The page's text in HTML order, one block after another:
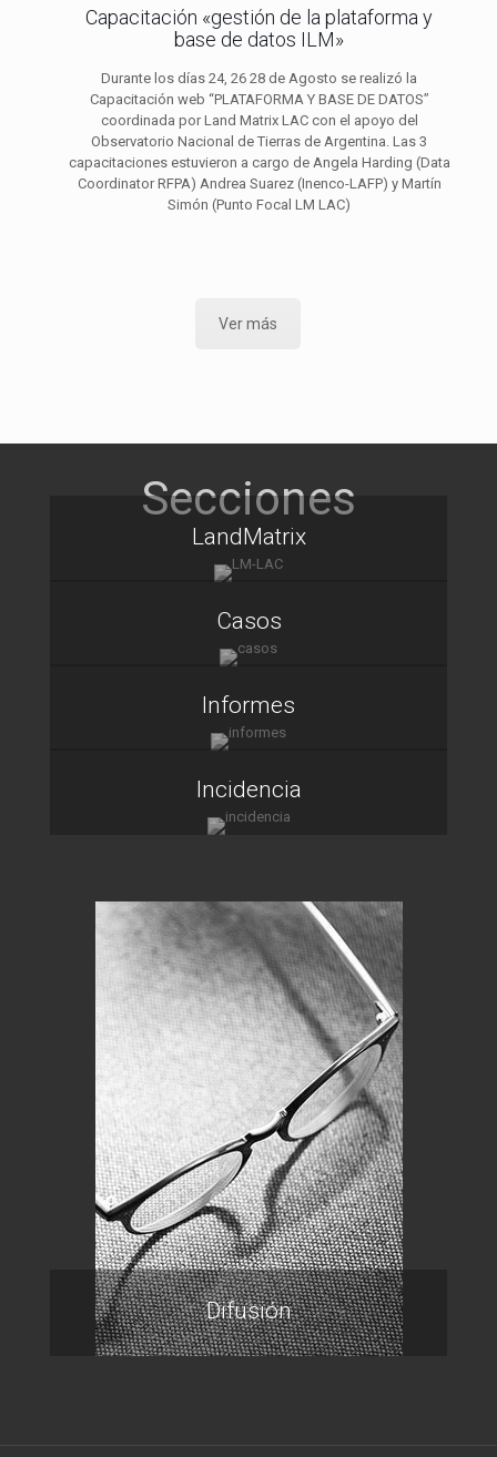
Capacitación «gestión de la plataforma y
base de datos ILM»
Durante los días 24, 26 28 de Agosto se realizó la
Capacitación web “PLATAFORMA Y BASE DE DATOS”
coordinada por Land Matrix LAC con el apoyo del
Observatorio Nacional de Tierras de Argentina. Las 3
capacitaciones estuvieron a cargo de Angela Harding (Data
Coordinator RFPA) Andrea Suarez (Inenco-LAFP) y Martín
Simón (Punto Focal LM LAC)
Ver más
LandMatrix
Casos
Informes
Incidencia
Difusión